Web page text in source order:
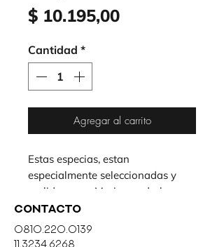
$ 10.195,00Precio
Cantidad *
Agregar al carrito
Estas especias, estan
especialmente seleccionadas y
molidas para Marinar y darle un
toque especial a tus carnes.
Su uso es muy sencillo,: perfumar
previamente con aceite de Oliva
CONTACTO
0810.220.0139
11.3234.6268